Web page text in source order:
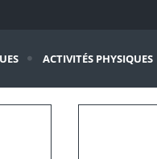
ACTIVITÉS PHYSIQUES